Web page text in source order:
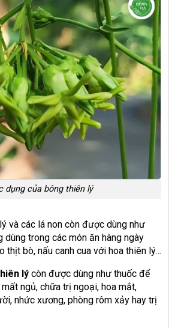
dụng của bông thiên lý
và các lá non còn được dùng như
dùng trong các món ăn hàng ngày
thịt bò, nấu canh cua với hoa thiên lý…
lý còn được dùng như thuốc để
ngủ, chữa trị ngoại, hoa mắt,
nhức xương, phòng rôm xảy hay trị